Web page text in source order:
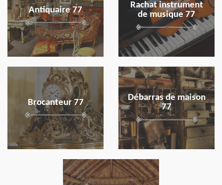
Antiquaire 77
Rachat instrument
de musique 77
Brocanteur 77
en savoir plus
Débarras de maison
77
en savoir plus
en savoir plus